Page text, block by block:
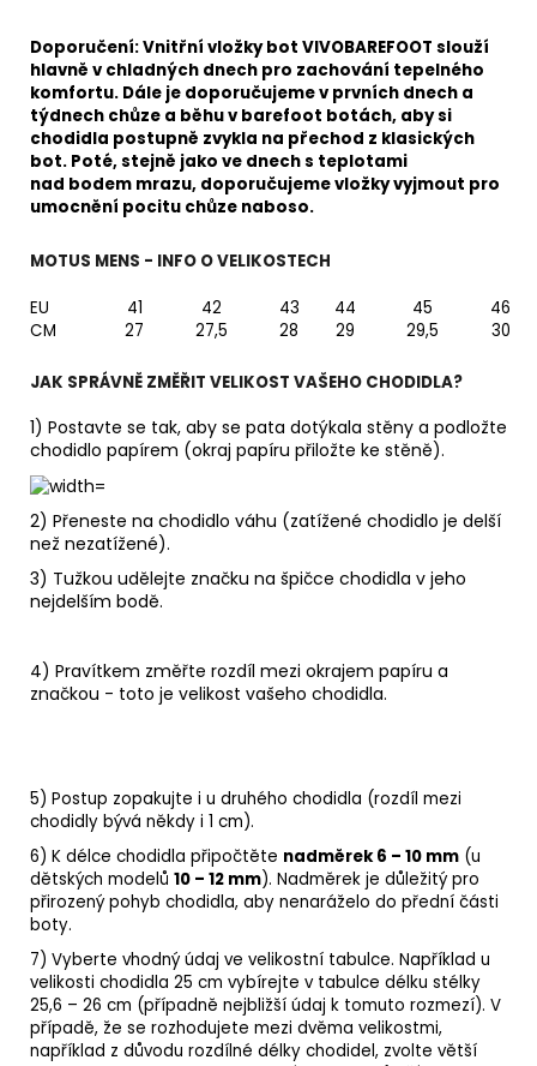
Doporučení: Vnitřní vložky bot VIVOBAREFOOT slouží
hlavně v chladných dnech pro zachování tepelného
komfortu. Dále je doporučujeme v prvních dnech a
týdnech chůze a běhu v barefoot botách, aby si
chodidla postupně zvykla na přechod z klasických
bot. Poté, stejně jako ve dnech s teplotami
nad bodem mrazu, doporučujeme vložky vyjmout pro
umocnění pocitu chůze naboso.
MOTUS MENS - INFO O VELIKOSTECH
EU 41 42 43 44 45
46
CM
27 27,5 28 29 29,5 30
JAK SPRÁVNĚ ZMĚŘIT VELIKOST VAŠEHO CHODIDLA?
1) Postavte se tak, aby se pata dotýkala stěny a podložte
chodidlo papírem (okraj papíru přiložte ke stěně).
2) Přeneste na chodidlo váhu (zatížené chodidlo je delší
než nezatížené).
3) Tužkou udělejte značku na špičce chodidla v jeho
nejdelším bodě.
4) Pravítkem změřte rozdíl mezi okrajem papíru a
značkou - toto je velikost vašeho chodidla.
5) Postup zopakujte i u druhého chodidla (rozdíl mezi
chodidly bývá někdy i 1 cm).
6) K délce chodidla připočtěte nadměrek 6 – 10 mm (u
dětských modelů 10 – 12 mm). Nadměrek je důležitý pro
přirozený pohyb chodidla, aby nenaráželo do přední části
boty.
7) Vyberte vhodný údaj ve velikostní tabulce. Například u
velikosti chodidla 25 cm vybírejte v tabulce délku stélky
25,6 – 26 cm (případně nejbližší údaj k tomuto rozmezí). V
případě, že se rozhodujete mezi dvěma velikostmi,
například z důvodu rozdílné délky chodidel, zvolte větší